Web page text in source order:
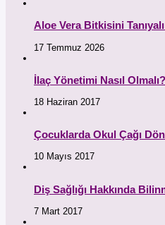
Aloe Vera Bitkisini
17 Temmuz 2026
İlaç Yönetimi Nasıl Olmalı?
18 Haziran 2017
Çocuklarda Okul Çağı
10 Mayıs 2017
Diş Sağlığı Hakkında
7 Mart 2017